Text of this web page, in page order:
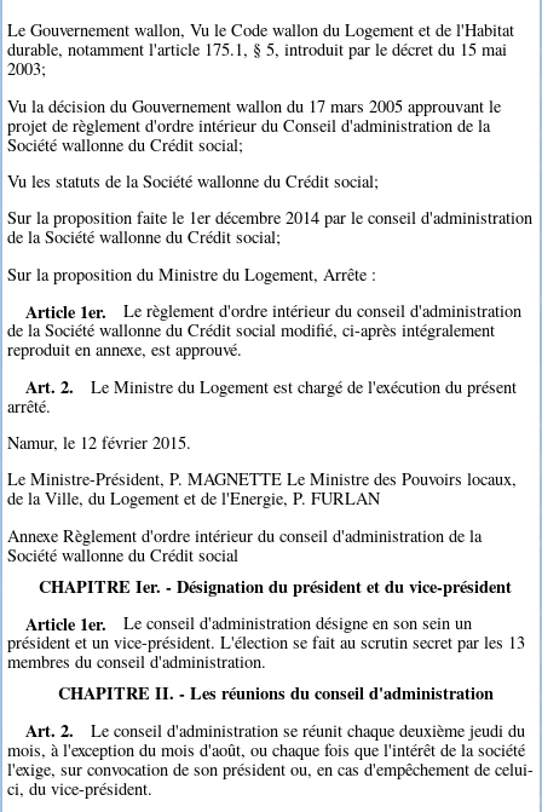
Le Gouvernement wallon, Vu le Code wallon du Logement et de l'Habitat
durable, notamment l'article 175.1, § 5, introduit par le décret du 15 mai
2003;
Vu la décision du Gouvernement wallon du 17 mars 2005 approuvant le
projet de règlement d'ordre intérieur du Conseil d'administration de la
Société wallonne du Crédit social;
Vu les statuts de la Société wallonne du Crédit social;
Sur la proposition faite le 1er décembre 2014 par le conseil d'administration
de la Société wallonne du Crédit social;
Sur la proposition du Ministre du Logement, Arrête :
Article 1er.
Le règlement d'ordre intérieur du conseil d'administration
de la Société wallonne du Crédit social modifié, ci-après intégralement
reproduit en annexe, est approuvé.
Art. 2.
Le Ministre du Logement est chargé de l'exécution du présent
arrêté.
Namur, le 12 février 2015.
Le Ministre-Président, P. MAGNETTE Le Ministre des Pouvoirs locaux,
de la Ville, du Logement et de l'Energie, P. FURLAN
Annexe Règlement d'ordre intérieur du conseil d'administration de la
Société wallonne du Crédit social
CHAPITRE Ier. - Désignation du président et du vice-président
Article 1er.
Le conseil d'administration désigne en son sein un
président et un vice-président. L'élection se fait au scrutin secret par les 13
membres du conseil d'administration.
CHAPITRE II. - Les réunions du conseil d'administration
Art. 2.
Le conseil d'administration se réunit chaque deuxième jeudi du
mois, à l'exception du mois d'août, ou chaque fois que l'intérêt de la société
l'exige, sur convocation de son président ou, en cas d'empêchement de celui-
ci, du vice-président.